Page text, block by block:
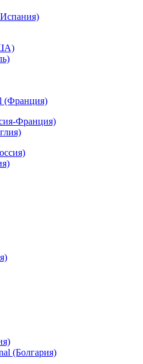
(Франция)
Франция)
(Болгария)